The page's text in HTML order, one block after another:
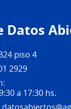
Datos
piso 4
2929
a 17:30 hs.